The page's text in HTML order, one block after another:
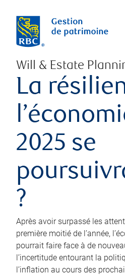
Will & Estate
La
2025 se
?
Après avoir surpassé les
première moitié de l’année,
pourrait faire face à de
l’incertitude entourant la
l’inflation au cours des